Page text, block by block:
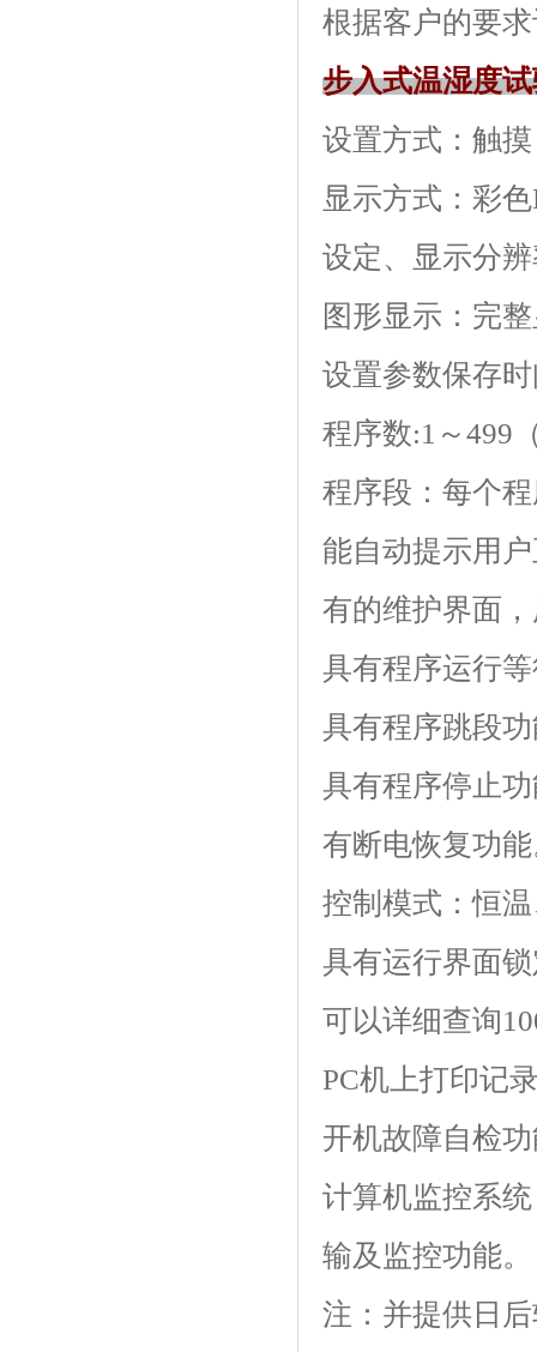
根据客户的要求订
步入式温湿度
设置方式：触摸
显示方式：彩
设定、显示分
图形显示：完
设置参数保存时
程序数:1～499
程序段：每个
能自动提示用户
有的维护界面
具有程序运行等
具有程序跳段功
具有程序停止功能
有断电恢复功能
控制模式：恒温
具有运行界面锁
可以详细查询
PC机上打印记
开机故障自检功能
计算机监控系统
输及监控功能。
注：并提供